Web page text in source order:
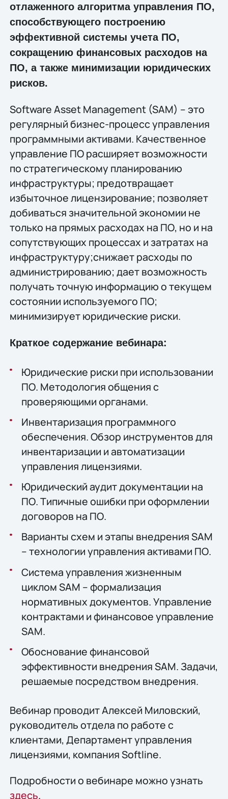
отлаженного алгоритма управления ПО,
способствующего построению
эффективной системы учета ПО,
сокращению финансовых расходов на
ПО, а также минимизации юридических
рисков.
Software Asset Management (SAM) – это
регулярный бизнес-процесс управления
программными активами. Качественное
управление ПО расширяет возможности
по стратегическому планированию
инфраструктуры; предотвращает
избыточное лицензирование; позволяет
добиваться значительной экономии не
только на прямых расходах на ПО, но и на
сопутствующих процессах и затратах на
инфраструктуру;снижает расходы по
администрированию; дает возможность
получать точную информацию о текущем
состоянии используемого ПО;
минимизирует юридические риски.
Краткое содержание вебинара:
Юридические риски при использовании
ПО. Методология общения с
проверяющими органами.
Инвентаризация программного
обеспечения. Обзор инструментов для
инвентаризации и автоматизации
управления лицензиями.
Юридический аудит документации на
ПО. Типичные ошибки при оформлении
договоров на ПО.
Варианты схем и этапы внедрения SAM
– технологии управления активами ПО.
Система управления жизненным
циклом SAM – формализация
нормативных документов. Управление
контрактами и финансовое управление
SAM.
Обоснование финансовой
эффективности внедрения SAM. Задачи,
решаемые посредством внедрения.
Вебинар проводит Алексей Миловский,
руководитель отдела по работе с
клиентами, Департамент управления
лицензиями, компания Softline.
Подробности о вебинаре можно узнать
здесь.